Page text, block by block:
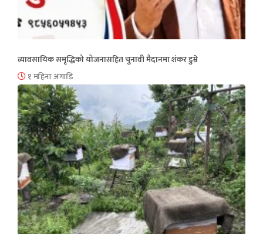
व्यावसायिक समृद्धिको योजनासहित चुनावी मैदानमा शंकर डुम्रे
१ महिना अगाडि